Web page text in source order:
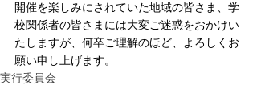
開催を楽しみにされていた地域の皆さま、学
校関係者の皆さまには大変ご迷惑をおかけい
たしますが、何卒ご理解のほど、よろしくお
願い申し上げます。
実行委員会